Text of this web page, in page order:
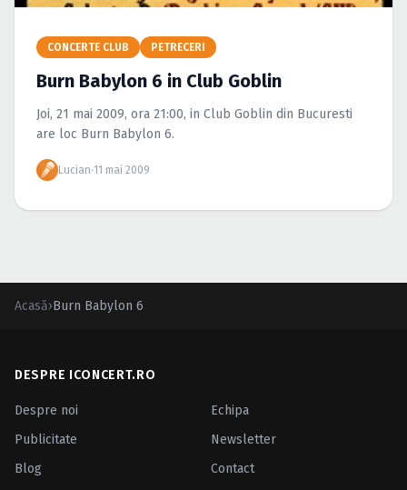
Caută în site...
CONCERTE CLUB PETRECERI
Burn Babylon 6 in Club Goblin
Joi, 21 mai 2009, ora 21:00, in Club Goblin din Bucuresti
are loc Burn Babylon 6.
Lucian·11 mai 2009
Acasă›Burn Babylon 6
DESPRE ICONCERT.RO
Despre noi
Echipa
Publicitate
Newsletter
Blog
Contact